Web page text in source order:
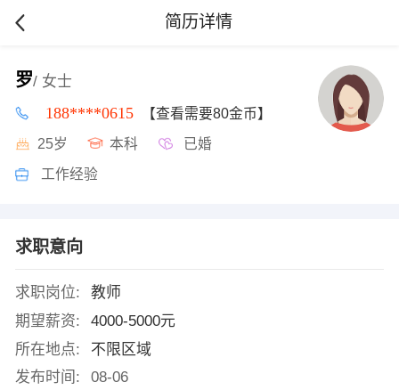
简历详情
罗/ 女士
188****0615 【查看需要80金币】
25岁 本科 已婚
工作经验
求职意向
求职岗位:
教师
期望薪资:
4000-5000元
所在地点:
不限区域
发布时间:
08-06